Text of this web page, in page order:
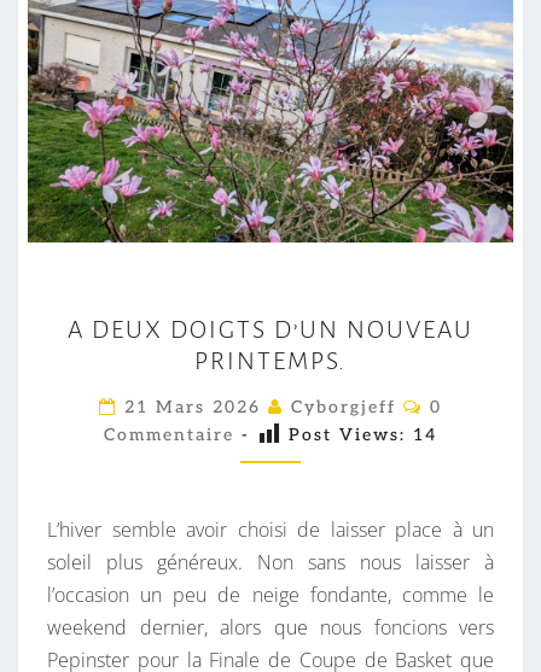
D
E
U
X
D
I
G
T
S
D
A DEUX DOIGTS D’UN NOUVEAU
PRINTEMPS.
21 Mars 2026 Cyborgjeff
C
M
A
I
R
E
0
Commentaire - Post Views: 14
L’hiver semble avoir choisi de laisser place à un
soleil plus généreux. Non sans nous laisser à
l’occasion un peu de neige fondante, comme le
weekend dernier, alors que nous foncions vers
Pepinster pour la Finale de Coupe de Basket que